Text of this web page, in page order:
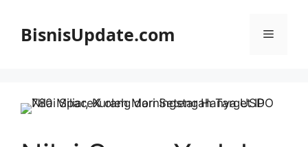
BisnisUpdate.com Menu